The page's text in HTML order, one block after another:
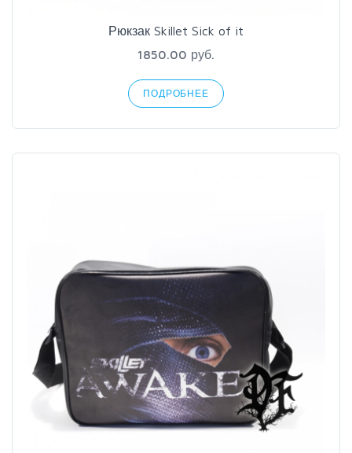
Рюкзак Skillet Sick of it
1850.00 руб.
ПОДРОБНЕЕ